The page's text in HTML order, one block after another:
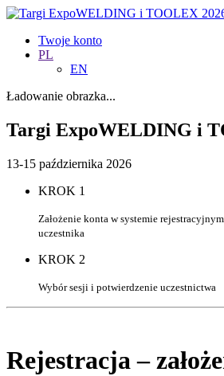
Twoje konto
PL
EN
Ładowanie obrazka...
Targi ExpoWELDING i
13-15 października 2026
KROK 1
Założenie konta w systemie
uczestnika
KROK 2
Wybór sesji i potwierdzenie uczestnictwa
Rejestracja –